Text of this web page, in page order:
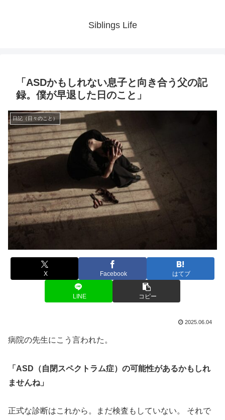
Siblings Life
「ASDかもしれない息子と向き合う父の記
録。僕が早退した日のこと」
日記（日々のこと）
X Facebook はてブ
LINE コピー
2025.06.04
病院の先生にこう言われた。
「ASD（自閉スペクトラム症）の可能性があるかもしれ
ませんね」
正式な診断はこれから。まだ検査もしていない。 それで